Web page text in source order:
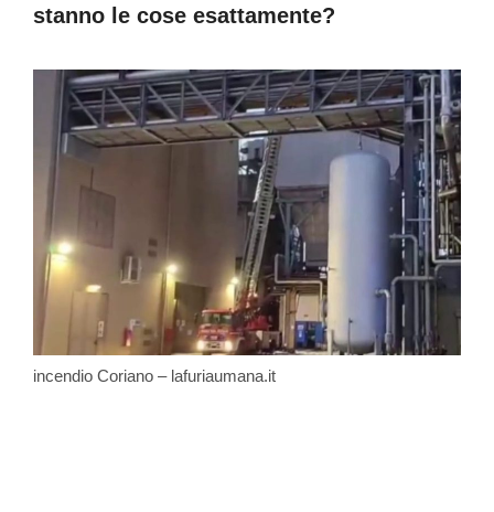
stanno le cose esattamente?
incendio Coriano – lafuriaumana.it